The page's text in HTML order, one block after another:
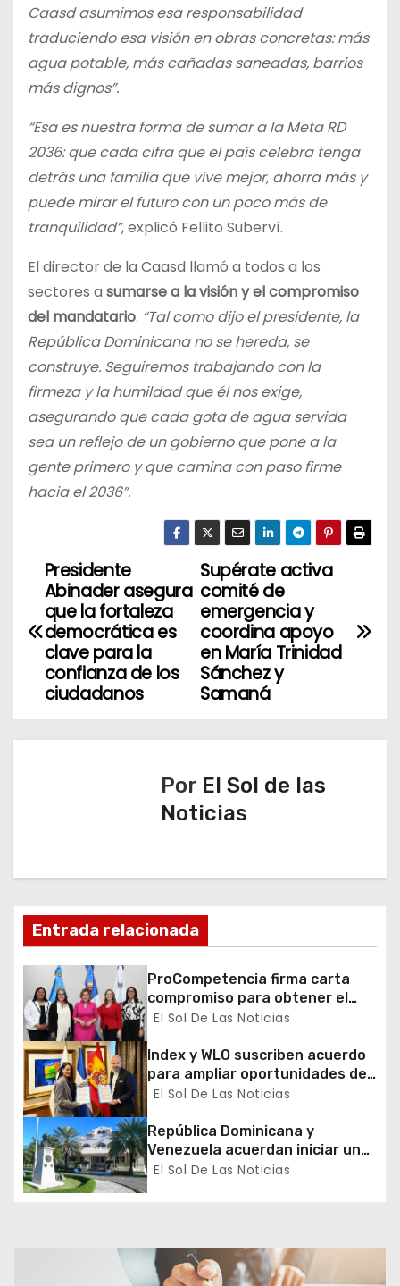
Caasd asumimos esa responsabilidad
traduciendo esa visión en obras concretas: más
agua potable, más cañadas saneadas, barrios
más dignos”.
“Esa es nuestra forma de sumar a la Meta RD
2036: que cada cifra que el país celebra tenga
detrás una familia que vive mejor, ahorra más y
puede mirar el futuro con un poco más de
tranquilidad”, explicó Fellito Suberví.
El director de la Caasd llamó a todos a los
sectores a sumarse a la visión y el compromiso
del mandatario: “Tal como dijo el presidente, la
República Dominicana no se hereda, se
construye. Seguiremos trabajando con la
firmeza y la humildad que él nos exige,
asegurando que cada gota de agua servida
sea un reflejo de un gobierno que pone a la
gente primero y que camina con paso firme
hacia el 2036”.
N
a
ó
n
d
e
e
n
t
r
a
Supérate activa
comité de
emergencia y
coordina apoyo
en María Trinidad
Sánchez y
Samaná
Presidente
Abinader asegura
que la fortaleza
democrática es
clave para la
confianza de los
ciudadanos
Por El Sol de las
Noticias
Entrada relacionada
ProCompetencia firma carta
compromiso para obtener el
Sello Igualando RD para el
El Sol De Las Noticias
Index y WLO suscriben acuerdo
para ampliar oportunidades de
formación de dominicanos en el
El Sol De Las Noticias
República Dominicana y
Venezuela acuerdan iniciar un
proceso de normalización
El Sol De Las Noticias